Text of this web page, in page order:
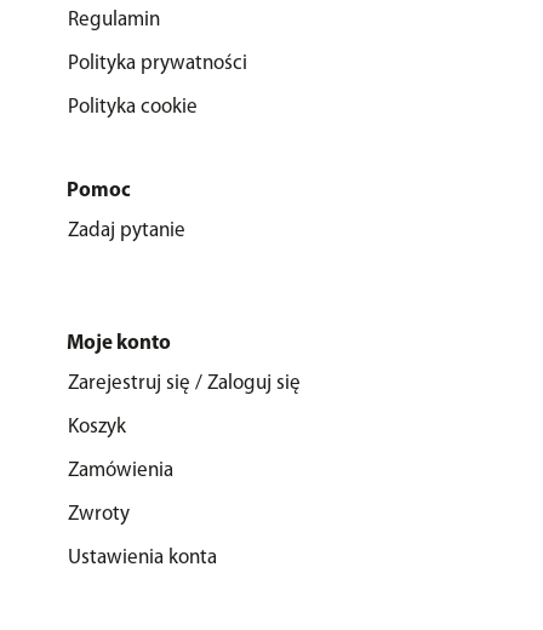
Regulamin
Polityka prywatności
Polityka cookie
Pomoc
Zadaj pytanie
Moje konto
Zarejestruj się / Zaloguj się
Koszyk
Zamówienia
Zwroty
Ustawienia konta